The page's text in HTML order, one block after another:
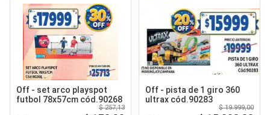
Off - set arco playspot
futbol 78x57cm cód.90268
$ 257,13
Off - pista de 1 giro 360
ultrax cód.90283
$ 19.999,00